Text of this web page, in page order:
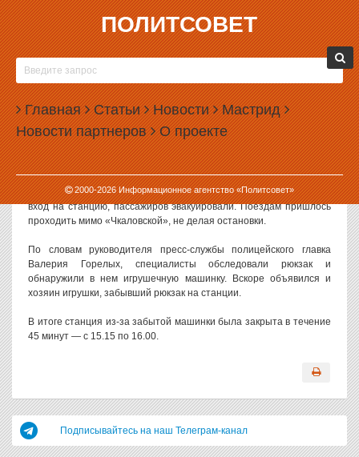
ПОЛИТСОВЕТ
Главная Статьи Новости Мастрид
Новости партнеров О проекте
2000-2026Информационное агентство «Политсовет»
21.10.2014, 16:12
В ЕКАТЕРИНБУРГЕ СТАНЦИЮ МЕТРО
ЭВАКУИРОВАЛИ ИЗ-ЗА ДЕТСКОЙ МАШИНКИ
В Екатеринбурге полиция эвакуировала сегодня станцию метро
«Чкаловская». Доступ пассажиров на станцию был закрыт.
Как сообщают в ГУ МВД по Свердловской области, днем во
вторник в полицию обратились пассажиры, обнаружившие на
станции подозрительный рюкзак. Полицейские тут же закрыли
вход на станцию, пассажиров эвакуировали. Поездам пришлось
проходить мимо «Чкаловской», не делая остановки.
По словам руководителя пресс-службы полицейского главка
Валерия Горелых, специалисты обследовали рюкзак и
обнаружили в нем игрушечную машинку. Вскоре объявился и
хозяин игрушки, забывший рюкзак на станции.
В итоге станция из-за забытой машинки была закрыта в течение
45 минут — с 15.15 по 16.00.
Подписывайтесь на наш Телеграм-канал